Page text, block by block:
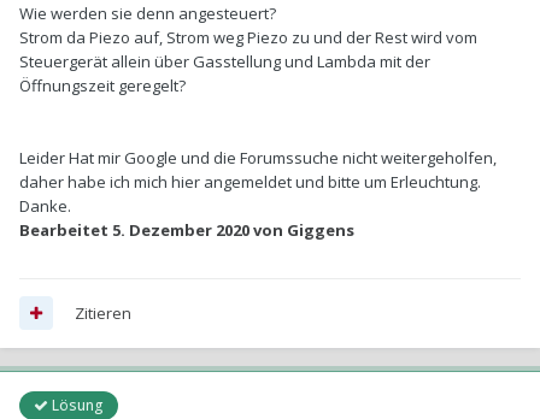
Wie werden sie denn angesteuert?
Strom da Piezo auf, Strom weg Piezo zu und der Rest wird vom
Steuergerät allein über Gasstellung und Lambda mit der
Öffnungszeit geregelt?
Leider Hat mir Google und die Forumssuche nicht weitergeholfen,
daher habe ich mich hier angemeldet und bitte um Erleuchtung.
Danke.
Bearbeitet 5. Dezember 2020von Giggens
Zitieren
Lösung